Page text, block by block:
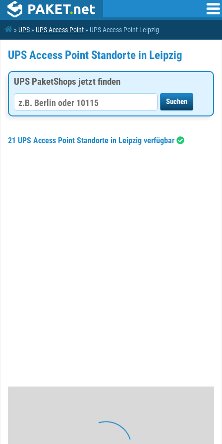
»UPS »UPS Access Point » UPS Access Point Leipzig
UPS Access Point Standorte in Leipzig
UPS PaketShops jetzt finden
21 UPS Access Point Standorte in Leipzig verfügbar